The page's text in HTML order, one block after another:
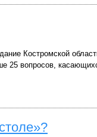
Костромской
25 вопросов,